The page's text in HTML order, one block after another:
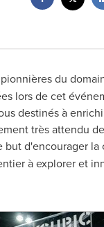
du
lors de cet
destinés à
très attendu
but d'encourager la
à explorer et